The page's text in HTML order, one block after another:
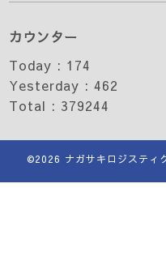
カウンター
Today : 174
Yesterday :462
Total : 379244
©2026 ナガサキロジスティ